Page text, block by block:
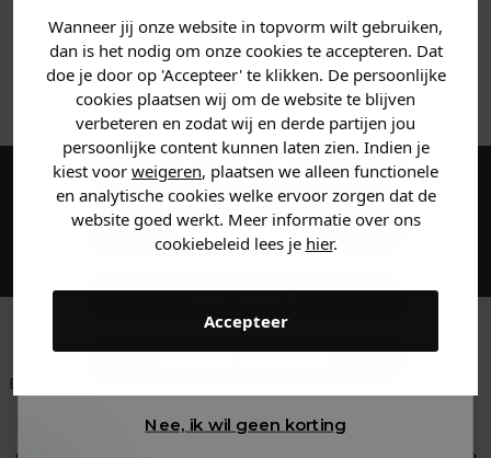
Wanneer jij onze website in topvorm wilt gebruiken,
dan is het nodig om onze cookies te accepteren. Dat
doe je door op 'Accepteer' te klikken. De persoonlijke
cookies plaatsen wij om de website te blijven
verbeteren en zodat wij en derde partijen jou
persoonlijke content kunnen laten zien. Indien je
kiest voor weigeren, plaatsen we alleen functionele
en analytische cookies welke ervoor zorgen dat de
website goed werkt. Meer informatie over ons
cookiebeleid lees je hier.
Accepteer
MATERIAAL & WASVOORSCHRIFT
ANDERE BESTELDEN OOK
Maak een account aan en ontvang 5%
korting op je eerste bestelling!
Betaal achteraf met
Vertel ons waar je naar op
zoek bent en claim direct
jouwkorting.
Heren kleding
Dames kleding
Kids kleding
Nee, ik wil geen korting